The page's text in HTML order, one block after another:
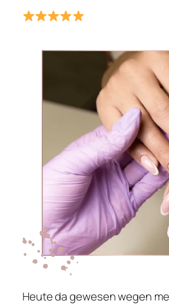
Heute da gewesen wegen